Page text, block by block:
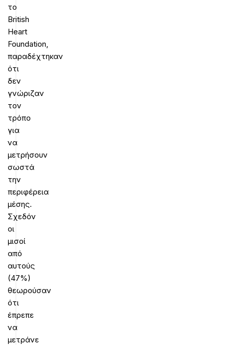
το
British
Heart
Foundation,
παραδέχτηκαν
ότι
δεν
γνώριζαν
τον
τρόπο
για
να
μετρήσουν
σωστά
την
περιφέρεια
μέσης.
Σχεδόν
οι
μισοί
από
αυτούς
(47%)
θεωρούσαν
ότι
έπρεπε
να
μετράνε